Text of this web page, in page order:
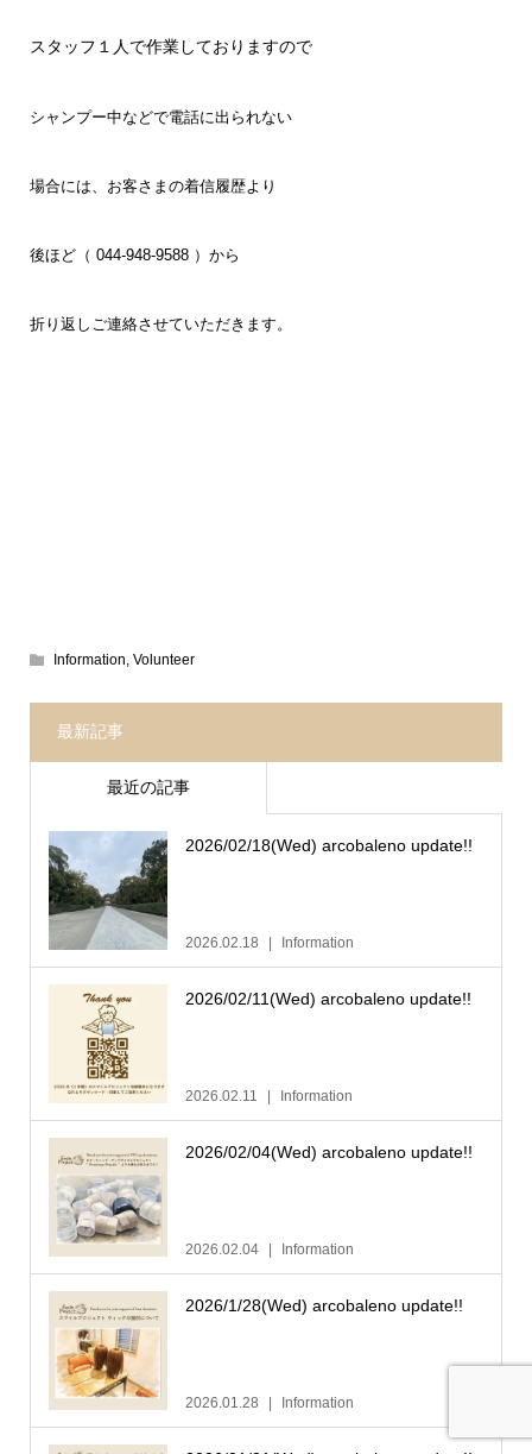
スタッフ１人で作業しておりますので
シャンプー中などで電話に出られない
場合には、お客さまの着信履歴より
後ほど（ 044-948-9588 ）から
折り返しご連絡させていただきます。
Information Volunteer
最新記事
最近の記事
2026/02/18(Wed) arcobaleno update!!
2026.02.18 Information
2026/02/11(Wed) arcobaleno update!!
2026.02.11 Information
2026/02/04(Wed) arcobaleno update!!
2026.02.04 Information
2026/1/28(Wed) arcobaleno update!!
2026.01.28 Information